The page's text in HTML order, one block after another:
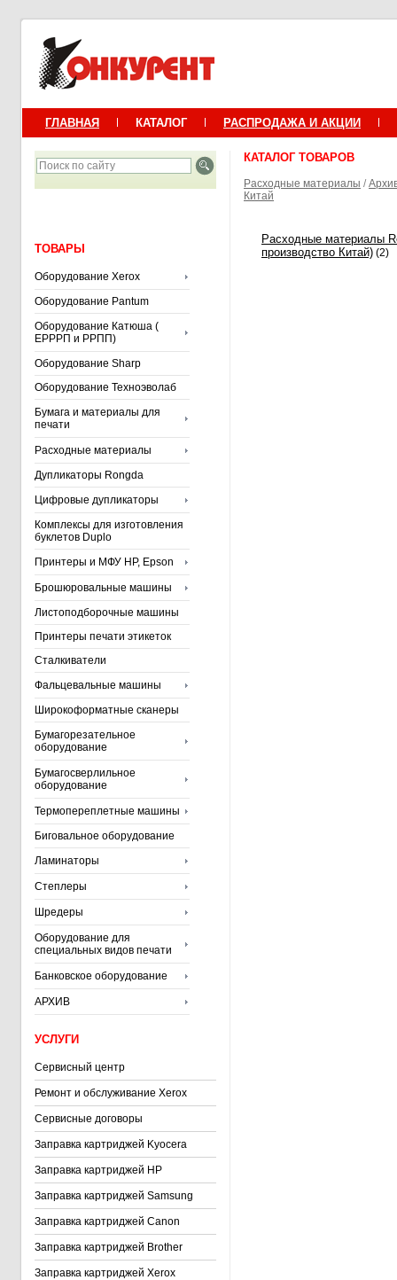
ГЛАВНАЯ КАТАЛОГ РАСПРОДАЖА И АКЦИИ
ТОВАРЫ
Оборудование Xerox
Оборудование Pantum
Оборудование Катюша (
ЕРРРП и РРПП)
Оборудование Sharp
Оборудование Техноэволаб
Бумага и материалы для
печати
Расходные материалы
Дупликаторы Rongda
Цифровые дупликаторы
Комплексы для изготовления
буклетов Duplo
Принтеры и МФУ HP, Epson
Брошюровальные машины
Листоподборочные машины
Принтеры печати этикеток
Сталкиватели
Фальцевальные машины
Широкоформатные сканеры
Бумагорезательное
оборудование
Бумагосверлильное
оборудование
Термопереплетные машины
Биговальное оборудование
Ламинаторы
Степлеры
Шредеры
Оборудование для
специальных видов печати
Банковское оборудование
АРХИВ
УСЛУГИ
Сервисный центр
Ремонт и обслуживание Xerox
Сервисные договоры
Заправка картриджей Kyocera
Заправка картриджей HP
Заправка картриджей Samsung
Заправка картриджей Canon
Заправка картриджей Brother
Заправка картриджей Xerox
КАТАЛОГ ТОВАРОВ
Расходные материалы /
Китай
Расходные материалы
производство Китай) (2)